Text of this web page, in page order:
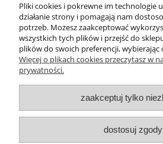
Pomoc
Dostawa
Gwarancja i
O firmie
Pliki cookies i pokrewne im technologie
działanie strony i pomagają nam
potrzeb. Możesz zaakceptować
wszystkich tych plików i przejść do
plików do swoich preferencji, wybierając
Więcej o plikach cookies przeczytasz w
prywatności.
zaakceptuj tylko
dostosuj zgody